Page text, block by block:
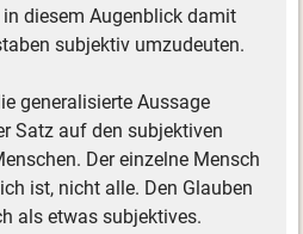
diesem Augenblick damit
subjektiv umzudeuten.
generalisierte Aussage
Satz auf den subjektiven
Der einzelne Mensch
ist, nicht alle. Den Glauben
als etwas subjektives.